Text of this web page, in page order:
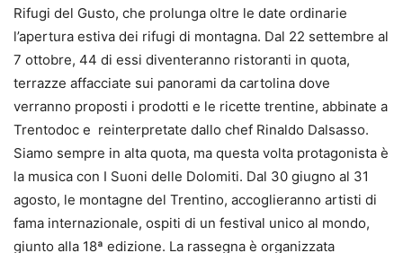
Rifugi del Gusto, che prolunga oltre le date ordinarie
l’apertura estiva dei rifugi di montagna. Dal 22 settembre al
7 ottobre, 44 di essi diventeranno ristoranti in quota,
terrazze affacciate sui panorami da cartolina dove
verranno proposti i prodotti e le ricette trentine, abbinate a
Trentodoc e reinterpretate dallo chef Rinaldo Dalsasso.
Siamo sempre in alta quota, ma questa volta protagonista è
la musica con I Suoni delle Dolomiti. Dal 30 giugno al 31
agosto, le montagne del Trentino, accoglieranno artisti di
fama internazionale, ospiti di un festival unico al mondo,
giunto alla 18ª edizione. La rassegna è organizzata